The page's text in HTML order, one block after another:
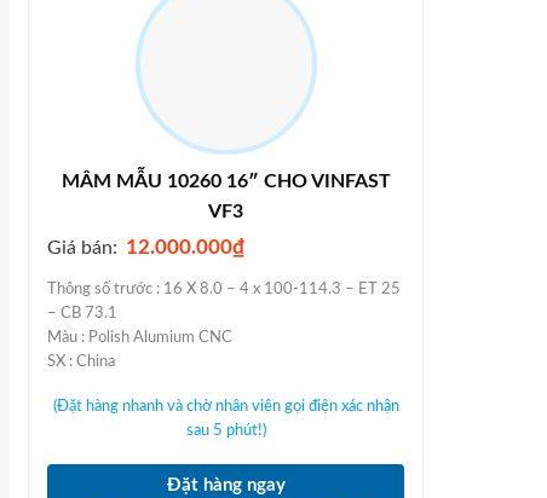
MÂM MẪU 10260 16″ CHO VINFAST
VF3
Giá bán: 12.000.000₫
Thông số trước : 16 X 8.0 – 4 x 100-114.3 – ET 25
– CB 73.1
Màu : Polish Alumium CNC
SX : China
(Đặt hàng nhanh và chờ nhân viên gọi điện xác nhận
sau 5 phút!)
Đặt hàng ngay